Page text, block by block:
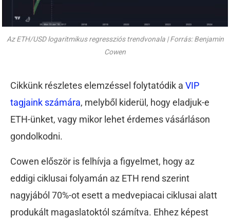
Az ETH/USD logaritmikus regressziós trendvonala | Forrás: Benjamin
Cowen
Cikkünk részletes elemzéssel folytatódik a VIP
tagjaink számára, melyből kiderül, hogy eladjuk-e
ETH-ünket, vagy mikor lehet érdemes vásárláson
gondolkodni.
Cowen először is felhívja a figyelmet, hogy az
eddigi ciklusai folyamán az ETH rend szerint
nagyjából 70%-ot esett a medvepiacai ciklusai alatt
produkált magaslatoktól számítva. Ehhez képest